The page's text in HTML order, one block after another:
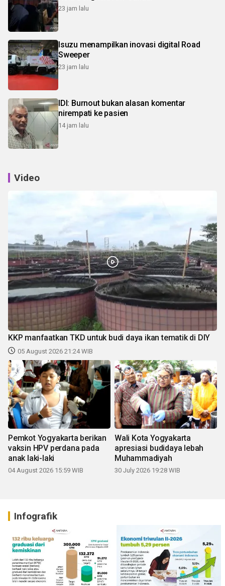
23 jam lalu
Isuzu menampilkan inovasi digital Road
Sweeper
23 jam lalu
IDI: Burnout bukan alasan komentar
nirempati ke pasien
14 jam lalu
Video
KKP manfaatkan TKD untuk budi daya ikan tematik di DIY
05 August 2026 21:24 WIB
Pemkot Yogyakarta berikan
vaksin HPV perdana pada
anak laki-laki
04 August 2026 15:59 WIB
Wali Kota Yogyakarta
apresiasi budidaya lebah
Muhammadiyah
30 July 2026 19:28 WIB
Infografik